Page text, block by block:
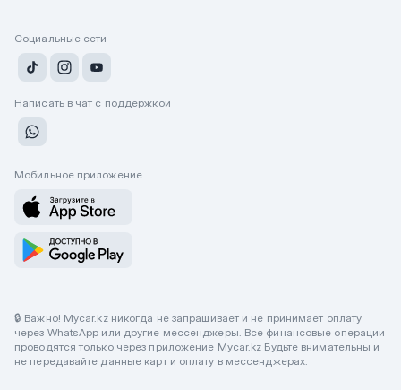
Социальные сети
Написать в чат с поддержкой
Мобильное приложение
🔒 Важно! Mycar.kz никогда не запрашивает и не принимает оплату
через WhatsApp или другие мессенджеры. Все финансовые операции
проводятся только через приложение Mycar.kz Будьте внимательны и
не передавайте данные карт и оплату в мессенджерах.